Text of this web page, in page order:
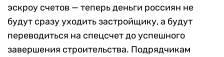
эскроу счетов — теперь деньги россиян не
будут сразу уходить застройщику, а будут
переводиться на спецсчет до успешного
завершения строительства. Подрядчикам